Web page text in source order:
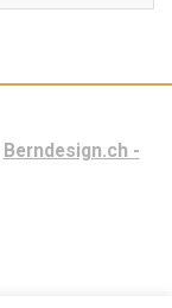
Berndesign.ch -